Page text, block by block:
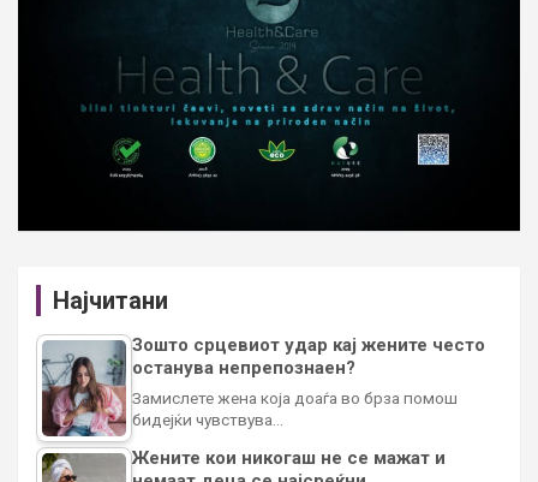
Најчитани
Зошто срцевиот удар кај жените често
останува непрепознаен?
Замислете жена која доаѓа во брза помош
бидејќи чувствува…
Жените кои никогаш не се мажат и